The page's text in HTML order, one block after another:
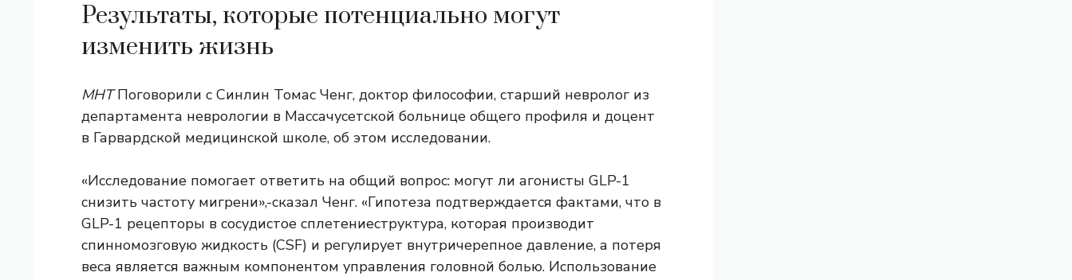
Результаты, которые потенциально могут
изменить жизнь
МНТПоговорили с Синлин Томас Ченг, доктор философии, старший невролог из
департамента неврологии в Массачусетской больнице общего профиля и доцент
в Гарвардской медицинской школе, об этом исследовании.
«Исследование помогает ответить на общий вопрос: могут ли агонисты GLP-1
снизить частоту мигрени»,-сказал Ченг. «Гипотеза подтверждается фактами, что в
GLP-1 рецепторы в сосудистое сплетениеструктура, которая производит
спинномозговую жидкость (CSF) и регулирует внутричерепное давление, а потеря
веса является важным компонентом управления головной болью. Использование